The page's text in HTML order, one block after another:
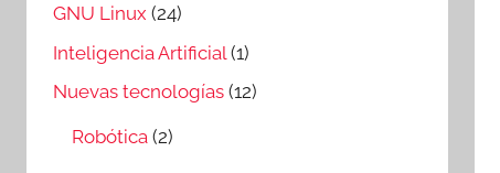
GNU Linux (24)
Inteligencia Artificial (1)
Nuevas tecnologías (12)
Robótica (2)